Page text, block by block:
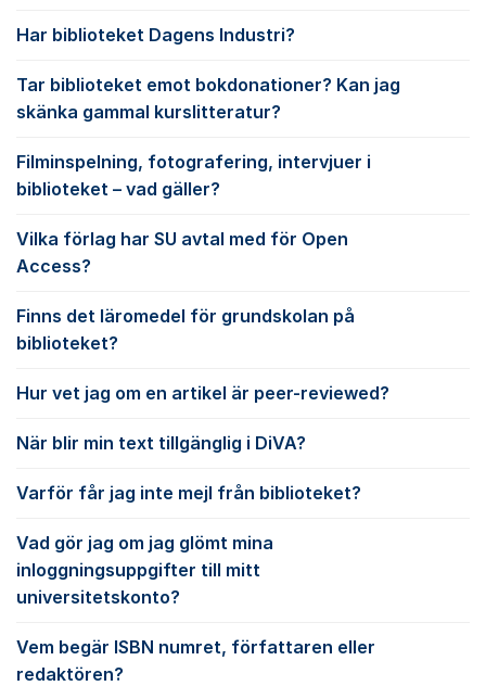
Har biblioteket Dagens Industri?
Tar biblioteket emot bokdonationer? Kan jag
skänka gammal kurslitteratur?
Filminspelning, fotografering, intervjuer i
biblioteket – vad gäller?
Vilka förlag har SU avtal med för Open
Access?
Finns det läromedel för grundskolan på
biblioteket?
Hur vet jag om en artikel är peer-reviewed?
När blir min text tillgänglig i DiVA?
Varför får jag inte mejl från biblioteket?
Vad gör jag om jag glömt mina
inloggningsuppgifter till mitt
universitetskonto?
Vem begär ISBN numret, författaren eller
redaktören?